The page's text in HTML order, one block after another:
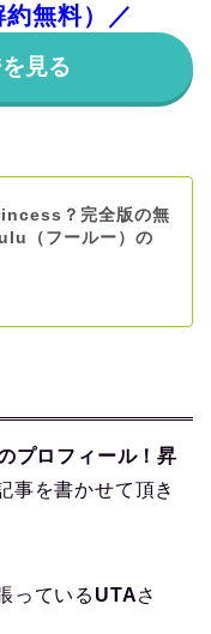
無料）／
見る
？完全版の無
（フールー）の
プロフィール！昇
事を書かせて頂き
っている UTAさ